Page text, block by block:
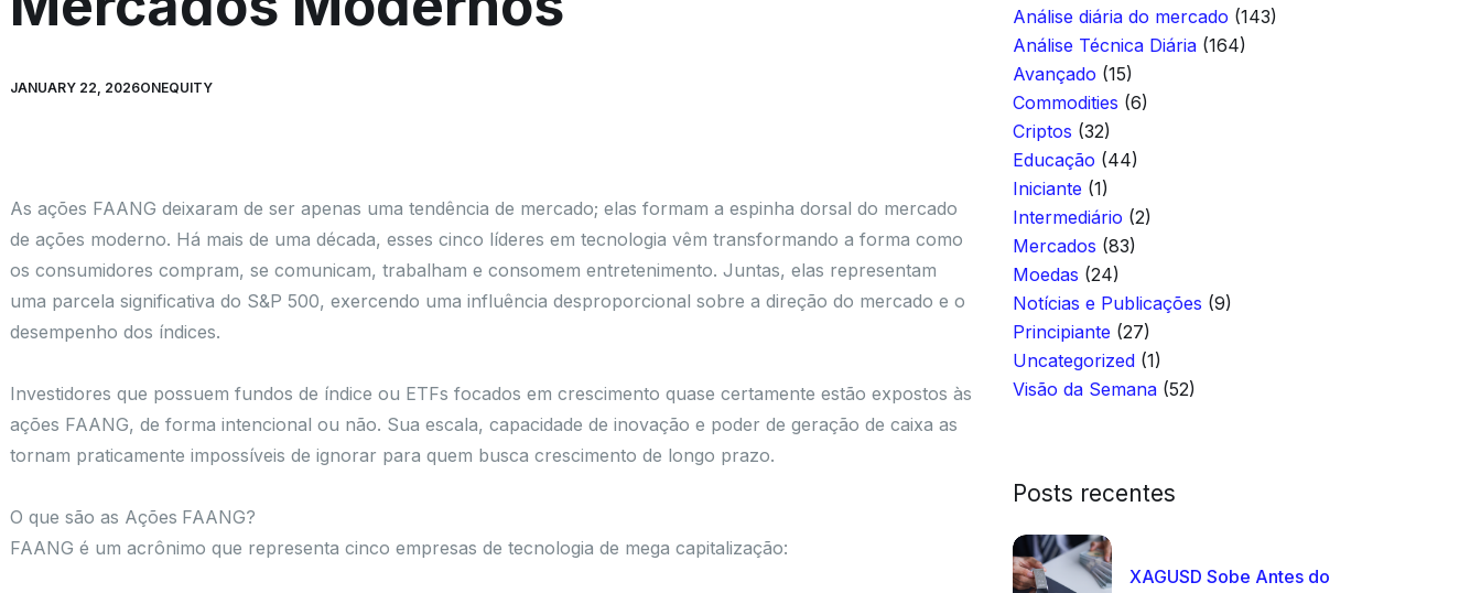
JANUARY 22, 2026ONEQUITY
As ações FAANG deixaram de ser apenas uma tendência de mercado; elas formam a espinha dorsal do mercado
de ações moderno. Há mais de uma década, esses cinco líderes em tecnologia vêm transformando a forma como
os consumidores compram, se comunicam, trabalham e consomem entretenimento. Juntas, elas representam
uma parcela significativa do S&P 500, exercendo uma influência desproporcional sobre a direção do mercado e o
desempenho dos índices.
Investidores que possuem fundos de índice ou ETFs focados em crescimento quase certamente estão expostos às
ações FAANG, de forma intencional ou não. Sua escala, capacidade de inovação e poder de geração de caixa as
tornam praticamente impossíveis de ignorar para quem busca crescimento de longo prazo.
O que são as Ações FAANG?
FAANG é um acrônimo que representa cinco empresas de tecnologia de mega capitalização:
Análise diária do mercado (143)
Análise Técnica Diária (164)
Avançado (15)
Commodities (6)
Criptos (32)
Educação (44)
Iniciante (1)
Intermediário (2)
Mercados (83)
Moedas (24)
Notícias e Publicações (9)
Principiante (27)
Uncategorized (1)
Visão da Semana (52)
Posts recentes
XAGUSD Sobe Antes do